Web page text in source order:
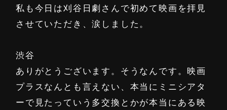
私も今日は刈谷日劇さんで初めて映画を拝見
させていただき、涙しました。
渋谷
ありがとうございます。そうなんです。映画
プラスなんとも言えない、本当にミニシアタ
ーで見たっていう多交換とかが本当にある映